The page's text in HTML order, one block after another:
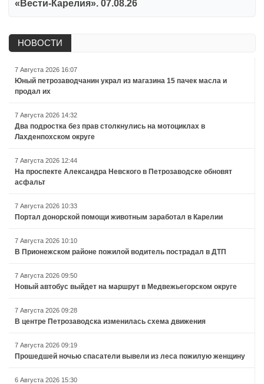
«Вести-Карелия». 07.08.26
НОВОСТИ
7 Августа 2026 16:07
Юный петрозаводчанин украл из магазина 15 пачек масла и
продал их
7 Августа 2026 14:32
Два подростка без прав столкнулись на мотоциклах в
Лахденпохском округе
7 Августа 2026 12:44
На проспекте Александра Невского в Петрозаводске обновят
асфальт
7 Августа 2026 10:33
Портал донорской помощи животным заработал в Карелии
7 Августа 2026 10:10
В Прионежском районе пожилой водитель пострадал в ДТП
7 Августа 2026 09:50
Новый автобус выйдет на маршрут в Медвежьегорском округе
7 Августа 2026 09:28
В центре Петрозаводска изменилась схема движения
7 Августа 2026 09:19
Прошедшей ночью спасатели вывели из леса пожилую женщину
6 Августа 2026 15:30